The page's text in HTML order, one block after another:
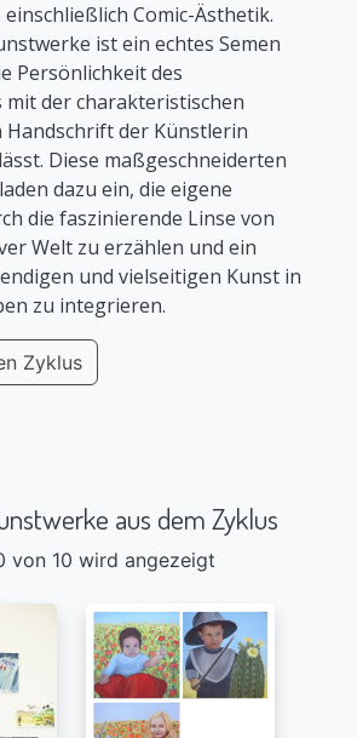
Comic-Ästhetik.
ist ein echtes Semen
Persönlichkeit des
der charakteristischen
Handschrift der Künstlerin
Diese maßgeschneiderten
dazu ein, die eigene
die faszinierende Linse von
Welt zu erzählen und ein
und vielseitigen Kunst in
zu integrieren.
Zyklus
aus dem Zyklus
von 10 wird angezeigt